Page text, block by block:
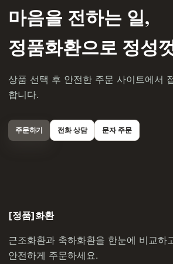
마음을 전하는 일,
정품화환으로 정성
상품 선택 후 안전한 주문 사이트에서
합니다.
주문하기 전화 상담 문자 주문
[정품]화환
근조화환과 축하화환을 한눈에 비교하
안전하게 주문하세요.